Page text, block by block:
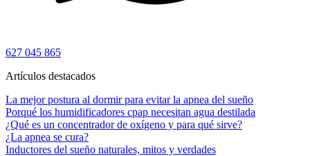
627 045 865
Artículos destacados
La mejor postura al dormir para evitar la apnea del sueño
Porqué los humidificadores cpap necesitan agua destilada
¿Qué es un concentrador de oxígeno y para qué sirve?
¿La apnea se cura?
Inductores del sueño naturales, mitos y verdades